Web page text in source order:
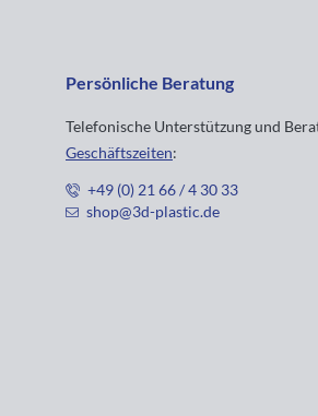
Persönliche Beratung
Telefonische Unterstützung und
Geschäftszeiten:
+49 (0) 21 66 / 4 30 33
shop@3d-plastic.de